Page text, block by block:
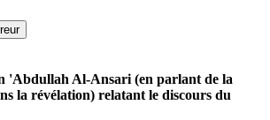
'Abdullah Al-Ansari (en parlant de la
la révélation) relatant le discours du